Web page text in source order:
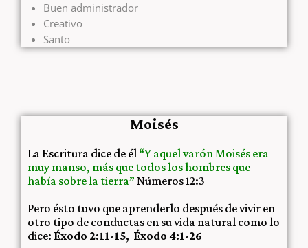
Buen administrador
Creativo
Santo
Moisés
La Escritura dice de él “Y aquel varón Moisés era
muy manso, más que todos los hombres que
había sobre la tierra” Números 12:3
Pero ésto tuvo que aprenderlo después de vivir en
otro tipo de conductas en su vida natural como lo
dice: Éxodo 2:11-15, Éxodo 4:1-26